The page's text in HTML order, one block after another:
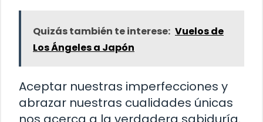
Quizás también te interese: Vuelos de
Los Ángeles a Japón
Aceptar nuestras imperfecciones y
abrazar nuestras cualidades únicas